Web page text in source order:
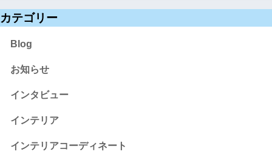
カテゴリー
Blog
お知らせ
インタビュー
インテリア
インテリアコーディネート